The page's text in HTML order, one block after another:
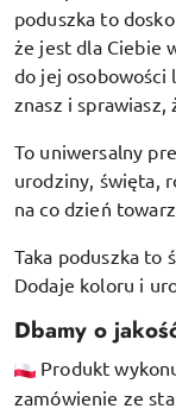
poduszka to
że jest dla Ciebie
do jej osobowości
znasz i sprawiasz,
To uniwersalny
urodziny, święta,
na co dzień
Taka poduszka to
Dodaje koloru i
Dbamy o
Produkt
zamówienie ze